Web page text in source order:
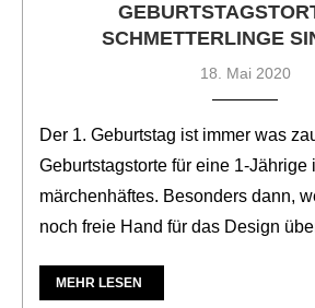
SCHMETTERLINGE
18. Mai 2020
Der 1. Geburtstag ist immer was
Geburtstagstorte für eine 1-Jährige
märchenhäftes. Besonders dann,
noch freie Hand für das Design
MEHR LESEN